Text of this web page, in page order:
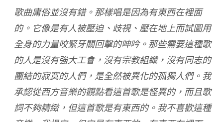
歌曲庸俗並沒有錯。那樣唱是因為有東西在裡面
的。它像是有人被壓迫、歧視、壓在地上而試圖用
全身的力量咬緊牙關回擊的呻吟。那些需要這種歌
的人是沒有強大工會，沒有宗教組織，沒有同志的
團結的寂寞的人們，是全然被異化的孤獨人們。我
承認從西方音樂的觀點看這首歌是怪異的，而且歌
詞不夠精緻，但這首歌是有東西的。我不喜歡這種